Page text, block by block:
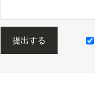
提出する